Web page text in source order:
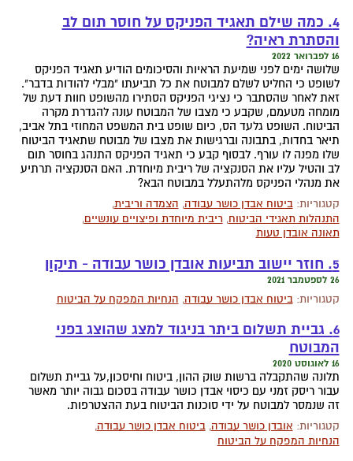
4. כמה שילם תאגיד הפניקס על חוסר תום לב
והסתרת ראיה?
16 לפברואר 2022
שלושה ימים לפני שמיעת הראיות והסיכומים הודיע תאגיד הפניקס
לשופט כי החליט לשלם למבוטח את כל תביעתו "מבלי להודות בדבר".
זאת לאחר שהסתבר כי נציגי הפניקס הסתירו מהשופט חוות דעת של
מומחה מטעמם, שקבע כי מצבו של המבוטח עונה להגדרת מקרה
הביטוח. השופט גלעד הס, כיום שופט בית המשפט המחוזי בתל אביב,
תיאר בחדות, בתבונה וברגישות את מצבו של מבוטח שתאגיד הביטוח
שלו מפנה לו עורף. לבסוף קבע כי תאגיד הפניקס התנהג בחוסר תום
לב והטיל עליו את הסנקציה של ריבית מיוחדת. האם הסנקציה תרתיע
את מנהלי הפניקס מלהתעלל במבוטח הבא?
קטגוריות:ביטוח אבדן כושר עבודה, הצמדה וריבית,
התנהלות תאגידי הביטוח,ריבית מיוחדת ופיצויים עונשיים,
תאונה אובדן טעות
5. חוזר יישוב תביעות אובדן כושר עבודה - תיקון
26 לספטמבר 2021
קטגוריות:ביטוח אבדן כושר עבודה, הנחיות המפקח על הביטוח
6. גביית תשלום ביתר בניגוד למצג שהוצג בפני
המבוטח
16 לאוגוסט 2020
תלונה שהתקבלה ברשות שוק ההון, ביטוח וחיסכון,על גביית תשלום
עבור ריסק זמני עם כיסוי אבדן כושר עבודה בסכום גבוה יותר מאשר
זה שנמסר למבוטח על ידי סוכנות הביטוח בעת ההצטרפות.
קטגוריות: אובדן כושר עבודה,ביטוח אבדן כושר עבודה,
הנחיות המפקח על הביטוח